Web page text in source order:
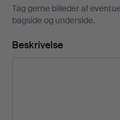
Tag gerne billeder af
bagside og underside.
Beskrivelse